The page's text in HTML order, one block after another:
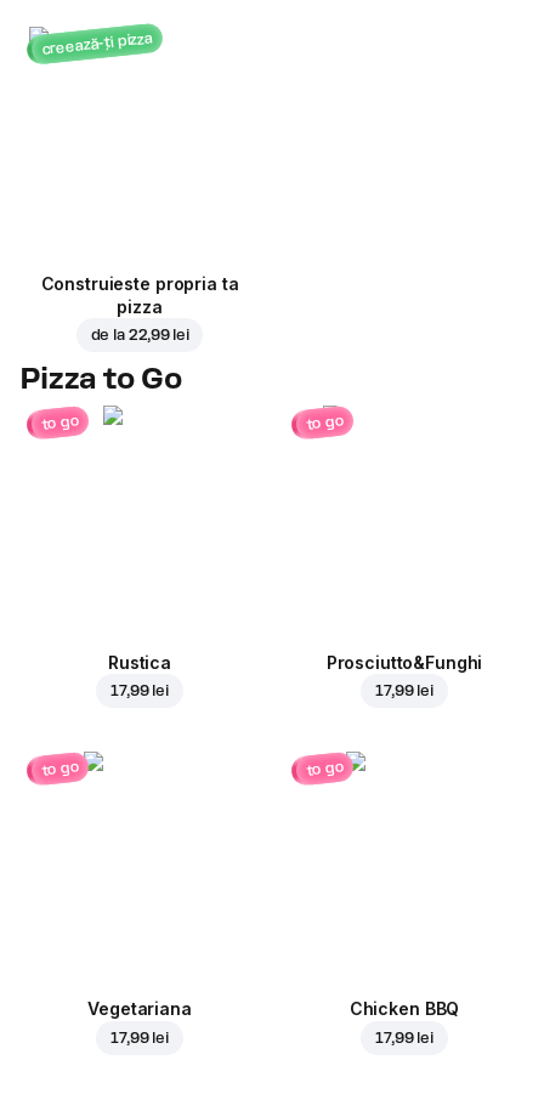
creează-ți pizza
Construieste propria ta
pizza
de la 22,99 lei
Pizza to Go
to go
Rustica
17,99 lei
to go
Prosciutto&Funghi
17,99 lei
to go
Vegetariana
17,99 lei
to go
Chicken BBQ
17,99 lei